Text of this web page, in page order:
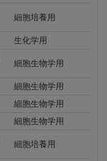
細胞培養用
生化学用
細胞生物学用
細胞生物学用
細胞生物学用
細胞生物学用
細胞培養用